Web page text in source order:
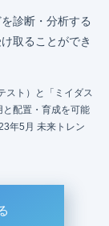
診断・分析する
取ることができ
スト）と「ミイダス
配置・育成を可能
年5月 未来トレン